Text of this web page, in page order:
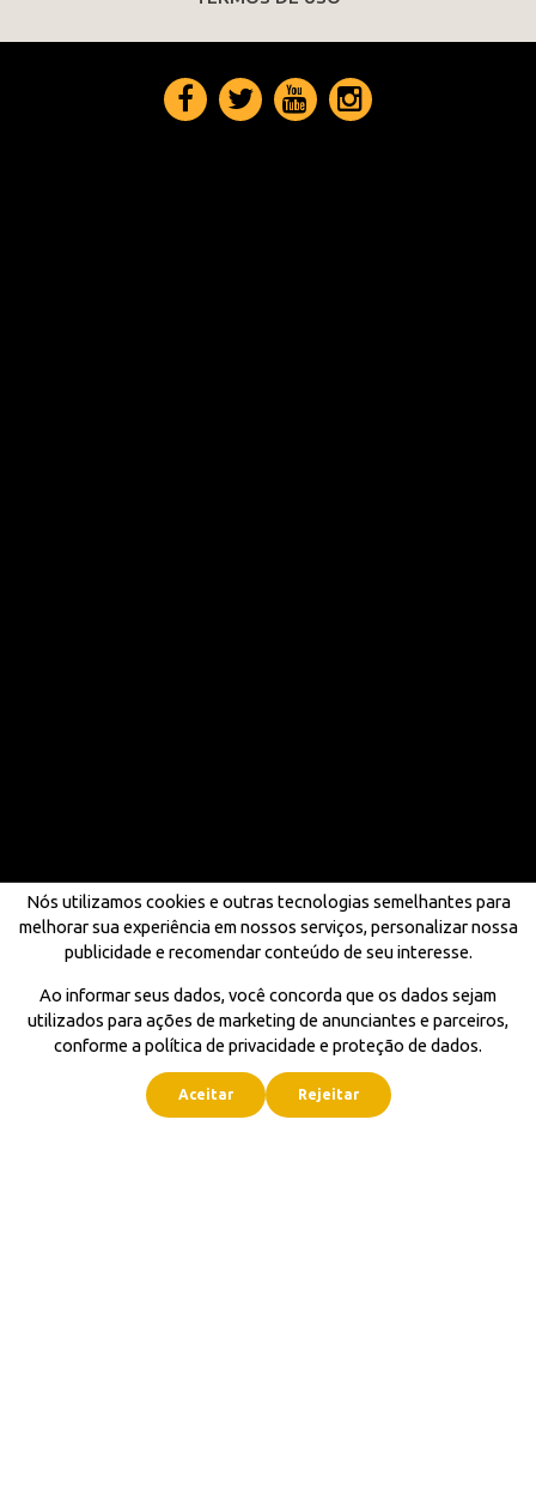
Nós utilizamos cookies e outras tecnologias semelhantes para
melhorar sua experiência em nossos serviços, personalizar nossa
publicidade e recomendar conteúdo de seu interesse.
Ao informar seus dados, você concorda que os dados sejam
utilizados para ações de marketing de anunciantes e parceiros,
conforme a política de privacidade e proteção de dados.
Aceitar Rejeitar